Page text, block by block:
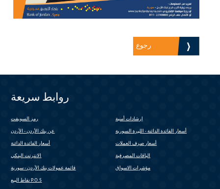
رجوع
روابط سريعة
رمز السويفت إرشادات أمنية
عن بنك الأردن - الأردن أسعار الفائدة الدائنة - الليرة السورية
أسعار الفائدة الدائنة أسعار صرف العملات
الانترنت البنكي الباقات المصرفية
قائمة عمولات بنك الأردن - سورية مؤشرات الاسواق
نقاط البيع P.O.S